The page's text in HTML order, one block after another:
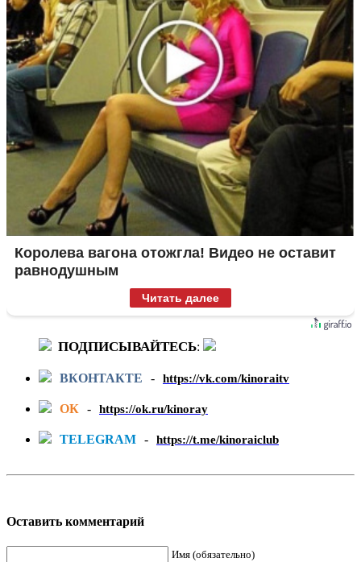
Королева вагона отожгла! Видео не оставит
равнодушным
Читать далее
ПОДПИСЫВАЙТЕСЬ:
ВКОНТАКТЕ - https://vk.com/kinoraitv
ОК - https://ok.ru/kinoray
TELEGRAM - https://t.me/kinoraiclub
Оставить комментарий
Имя (обязательно)